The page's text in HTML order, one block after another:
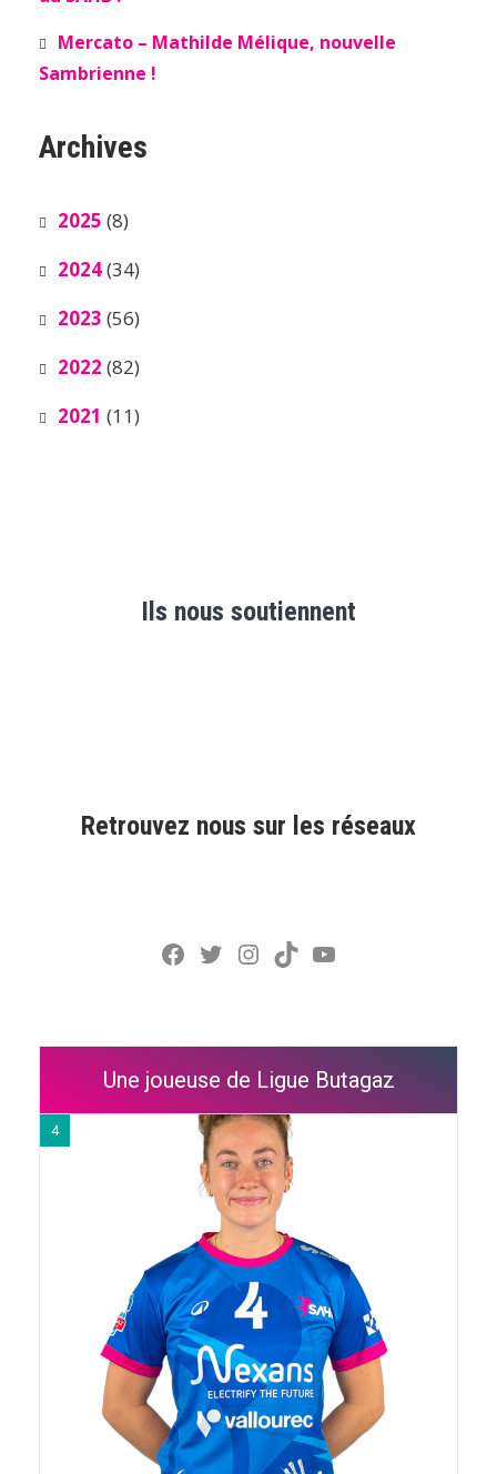
Mercato – Mathilde Mélique, nouvelle
Sambrienne !
Archives
2025 (8)
2024(34)
2023 (56)
2022 (82)
2021 (11)
Ils nous soutiennent
Retrouvez nous sur les réseaux
Facebook
Twitter
Instagram
TikTokYouTube
Une joueuse de Ligue Butagaz
4